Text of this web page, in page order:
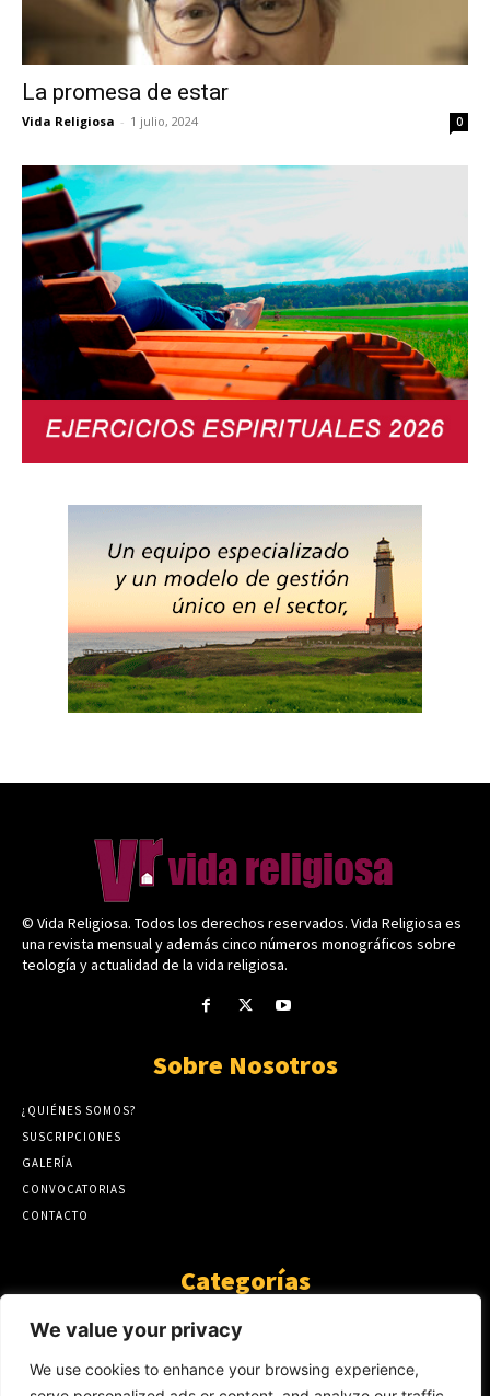
We value your privacy
We use cookies to enhance your browsing experience,
La promesa de estar
Vida Religiosa - 1 julio, 2024 0
© Vida Religiosa. Todos los derechos reservados. Vida Religiosa es
una revista mensual y además cinco números monográficos sobre
teología y actualidad de la vida religiosa.
Sobre Nosotros
¿QUIÉNES SOMOS?
SUSCRIPCIONES
GALERÍA
CONVOCATORIAS
CONTACTO
Categorías
ARTÍCULOS
GUANTE DE SEDA
AL CALOR DE LA PALABRA